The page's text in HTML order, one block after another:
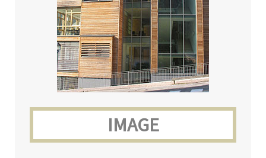
IMAGE